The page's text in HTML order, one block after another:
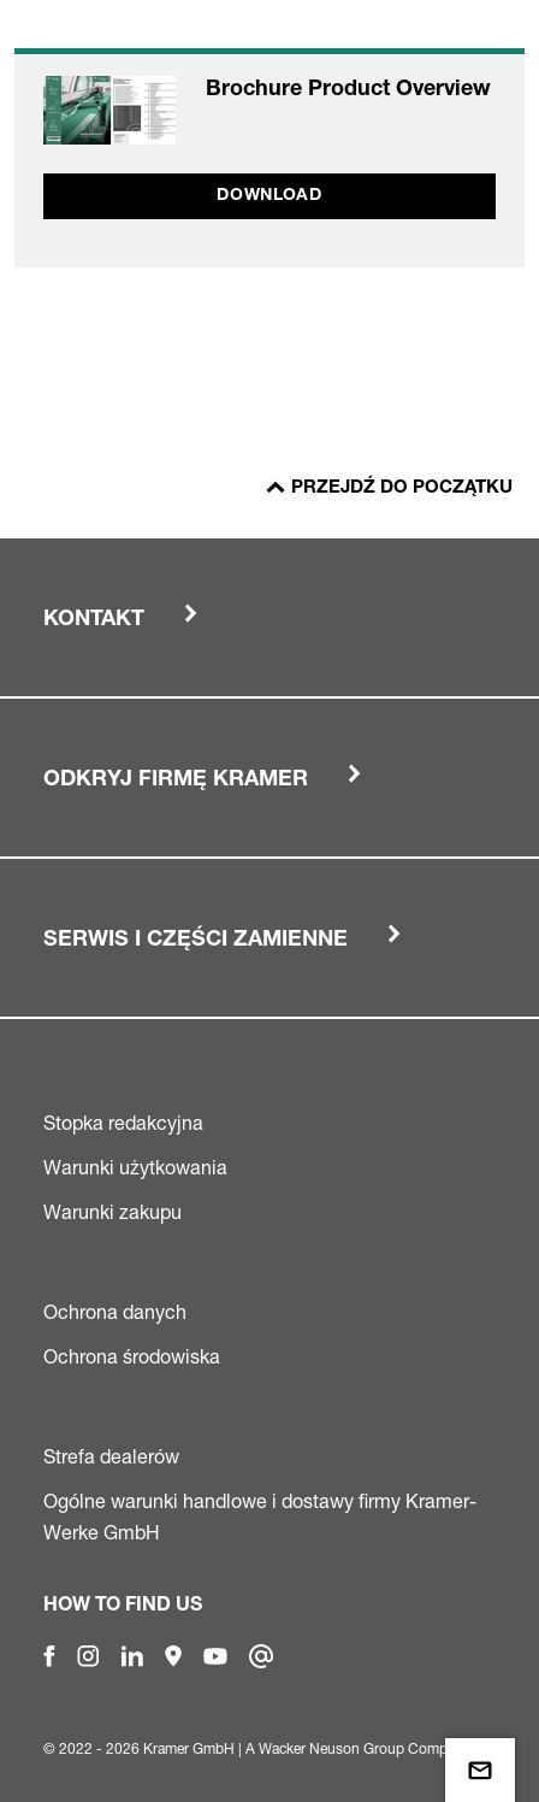
Brochure Product Overview
DOWNLOAD
PRZEJDŹ DO POCZĄTKU
KONTAKT
ODKRYJ FIRMĘ KRAMER
SERWIS I CZĘŚCI ZAMIENNE
Stopka redakcyjna
Warunki użytkowania
Warunki zakupu
Ochrona danych
Ochrona środowiska
Strefa dealerów
Ogólne warunki handlowe i dostawy firmy Kramer-
Werke GmbH
HOW TO FIND US
© 2022 - 2026 Kramer GmbH | A Wacker Neuson Group Company